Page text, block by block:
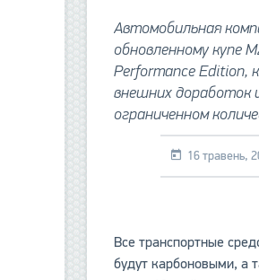
Автомобильная
обновленному купе
Performance Edition,
внешних доработок
ограниченном
16 травень,
Все транспортные
будут карбоновыми, а